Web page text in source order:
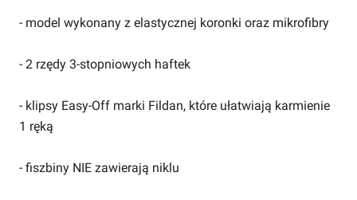
- model wykonany z elastycznej koronki oraz mikrofibry
- 2 rzędy 3-stopniowych haftek
- klipsy Easy-Off marki Fildan, które ułatwiają karmienie
1 ręką
- fiszbiny NIE zawierają niklu